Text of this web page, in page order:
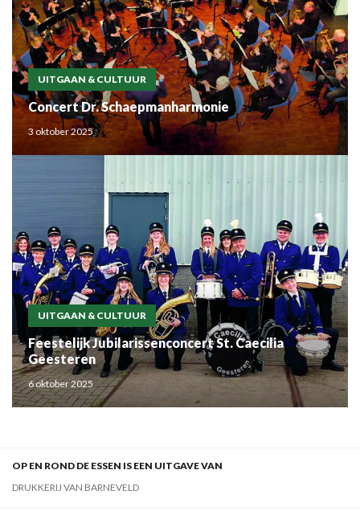
UITGAAN & CULTUUR
Concert Dr. Schaepmanharmonie
3 oktober 2025
UITGAAN & CULTUUR
Feestelijk Jubilarissenconcert St. Caecilia
Geesteren
6 oktober 2025
OP EN ROND DE ESSEN IS EEN UITGAVE VAN
DRUKKERIJ VAN BARNEVELD